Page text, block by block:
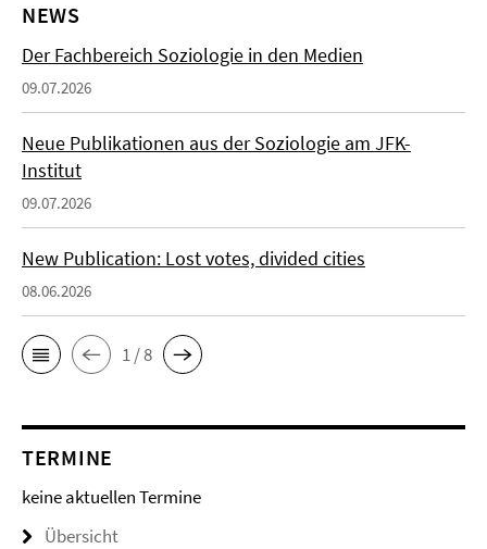
NEWS
Der Fachbereich Soziologie in den Medien
09.07.2026
Neue Publikationen aus der Soziologie am JFK-
Institut
09.07.2026
New Publication: Lost votes, divided cities
08.06.2026
1 / 8
TERMINE
keine aktuellen Termine
Übersicht